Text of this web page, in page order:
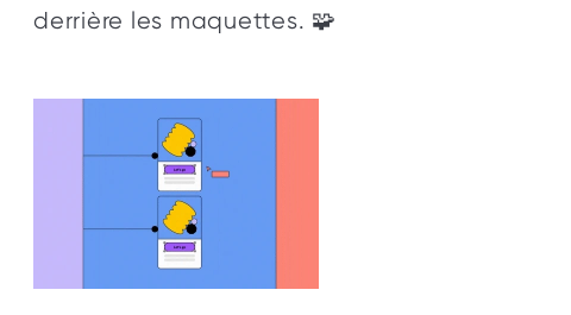
derrière les maquettes. 🧩